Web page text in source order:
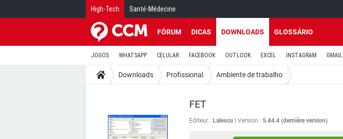
High-Tech Santé-Médecine
FÓRUM DICAS DOWNLOADS GLOSSÁRIO
JOGOS WHATSAPP CELULAR FACEBOOK OUTLOOK EXCEL INSTAGRAM GMAIL
Downloads Profissional Ambiente de trabalho
FET
Editeur : Lalescu Version : 5.44.4 (dernière version)